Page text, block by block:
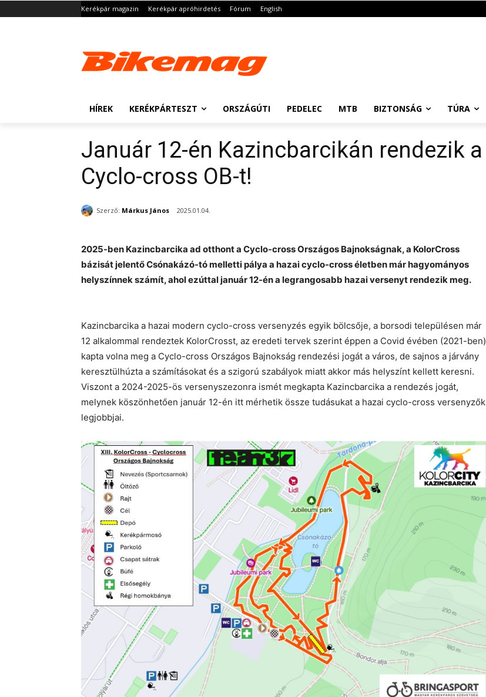
Kerékpár magazin Kerékpár apróhirdetés Fórum English
HÍREK KERÉKPÁRTESZT ORSZÁGÚTI PEDELEC MTB BIZTONSÁG TÚRA
Január 12-én Kazincbarcikán rendezik a
Cyclo-cross OB-t!
Szerző: Márkus János 2025.01.04.
2025-ben Kazincbarcika ad otthont a Cyclo-cross Országos Bajnokságnak, a KolorCross
bázisát jelentő Csónakázó-tó melletti pálya a hazai cyclo-cross életben már hagyományos
helyszínnek számít, ahol ezúttal január 12-én a legrangosabb hazai versenyt rendezik meg.
Kazincbarcika a hazai modern cyclo-cross versenyzés egyik bölcsője, a borsodi településen már
12 alkalommal rendeztek KolorCrosst, az eredeti tervek szerint éppen a Covid évében (2021-ben)
kapta volna meg a Cyclo-cross Országos Bajnokság rendezési jogát a város, de sajnos a járvány
keresztülhúzta a számításokat és a szigorú szabályok miatt akkor más helyszínt kellett keresni.
Viszont a 2024-2025-ös versenyszezonra ismét megkapta Kazincbarcika a rendezés jogát,
melynek köszönhetően január 12-én itt mérhetik össze tudásukat a hazai cyclo-cross versenyzők
legjobbjai.